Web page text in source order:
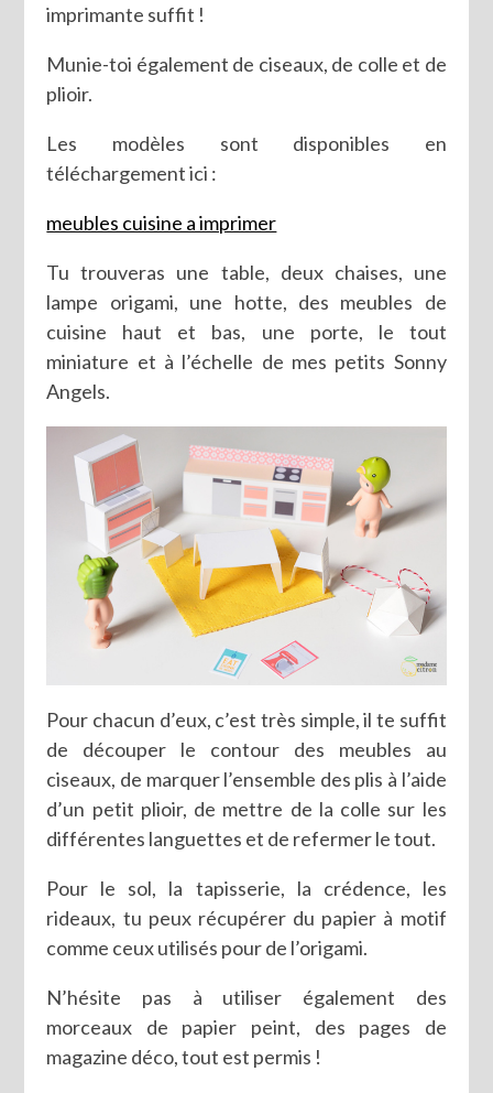
imprimante suffit !
Munie-toi également de ciseaux, de colle et de
plioir.
Les modèles sont disponibles en
téléchargement ici :
meubles cuisine a imprimer
Tu trouveras une table, deux chaises, une
lampe origami, une hotte, des meubles de
cuisine haut et bas, une porte, le tout
miniature et à l’échelle de mes petits Sonny
Angels.
Pour chacun d’eux, c’est très simple, il te suffit
de découper le contour des meubles au
ciseaux, de marquer l’ensemble des plis à l’aide
d’un petit plioir, de mettre de la colle sur les
différentes languettes et de refermer le tout.
Pour le sol, la tapisserie, la crédence, les
rideaux, tu peux récupérer du papier à motif
comme ceux utilisés pour de l’origami.
N’hésite pas à utiliser également des
morceaux de papier peint, des pages de
magazine déco, tout est permis !